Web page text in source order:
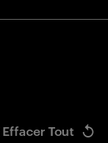
Effacer Tout